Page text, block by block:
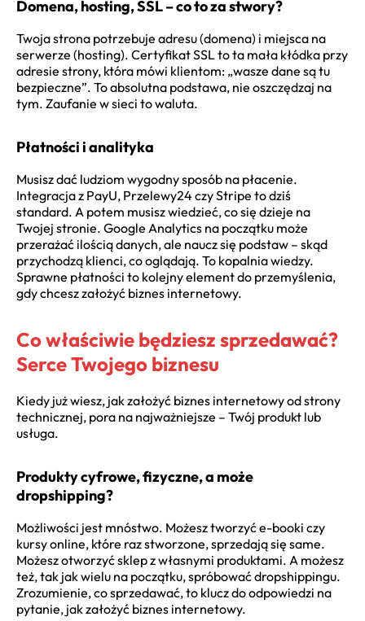
Domena, hosting, SSL – co to za stwory?
Twoja strona potrzebuje adresu (domena) i miejsca na
serwerze (hosting). Certyfikat SSL to ta mała kłódka przy
adresie strony, która mówi klientom: „wasze dane są tu
bezpieczne”. To absolutna podstawa, nie oszczędzaj na
tym. Zaufanie w sieci to waluta.
Płatności i analityka
Musisz dać ludziom wygodny sposób na płacenie.
Integracja z PayU, Przelewy24 czy Stripe to dziś
standard. A potem musisz wiedzieć, co się dzieje na
Twojej stronie. Google Analytics na początku może
przerażać ilością danych, ale naucz się podstaw – skąd
przychodzą klienci, co oglądają. To kopalnia wiedzy.
Sprawne płatności to kolejny element do przemyślenia,
gdy chcesz założyć biznes internetowy.
Co właściwie będziesz sprzedawać?
Serce Twojego biznesu
Kiedy już wiesz, jak założyć biznes internetowy od strony
technicznej, pora na najważniejsze – Twój produkt lub
usługa.
Produkty cyfrowe, fizyczne, a może
dropshipping?
Możliwości jest mnóstwo. Możesz tworzyć e-booki czy
kursy online, które raz stworzone, sprzedają się same.
Możesz otworzyć sklep z własnymi produktami. A możesz
też, tak jak wielu na początku, spróbować dropshippingu.
Zrozumienie, co sprzedawać, to klucz do odpowiedzi na
pytanie, jak założyć biznes internetowy.